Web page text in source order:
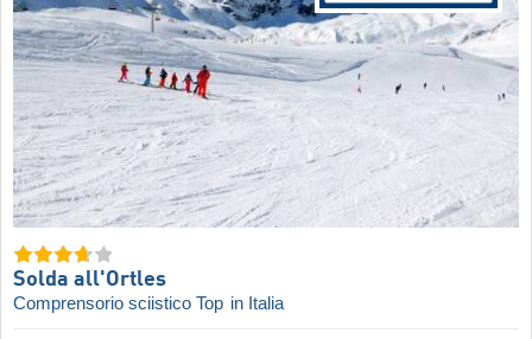
Solda all'Ortles
Comprensorio sciistico Top in Italia